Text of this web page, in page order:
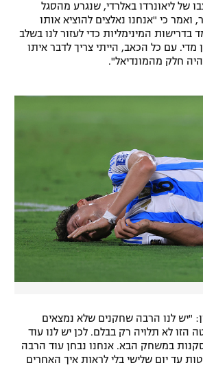
1
לבית עסק
של ליאונרדו באלרדי, שנגרע מהסגל
ואמר כי "אנחנו נאלצים להוציא אותו
בדרישות המינימליות כדי לעזור לנו בשלב
עם כל הכאב, הייתי צריך לדבר איתו
חלק מהמונדיאל".
"יש לנו הרבה שחקנים שלא נמצאים
הזו לא תלויה רק בבלם. לכן יש לנו עוד
במשחק הבא. אנחנו נבחן עוד הרבה
עד יום שלישי בלי לראות איך האחרים